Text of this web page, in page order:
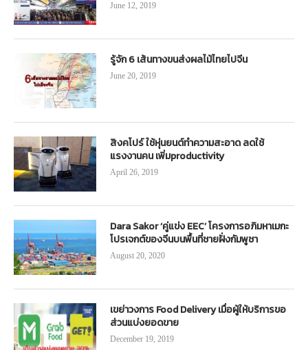
June 12, 2019
รู้จัก 6 เส้นทางขนส่งผลไม้ไทยไปจีน
June 20, 2019
สิงคโปร์ ใช้หุ่นยนต์ทำความสะอาด ลดใช้
แรงงานคน เพิ่มproductivity
April 26, 2019
Dara Sakor ‘คู่แข่ง EEC’ โครงการอภิมหาเมกะ
โปรเจกต์ของจีนบนพื้นที่ชายฝั่งกัมพูชา
August 20, 2020
เขย่าวงการ Food Delivery เมื่อผู้ให้บริการขอ
ส่วนแบ่งยอดขาย
December 19, 2019